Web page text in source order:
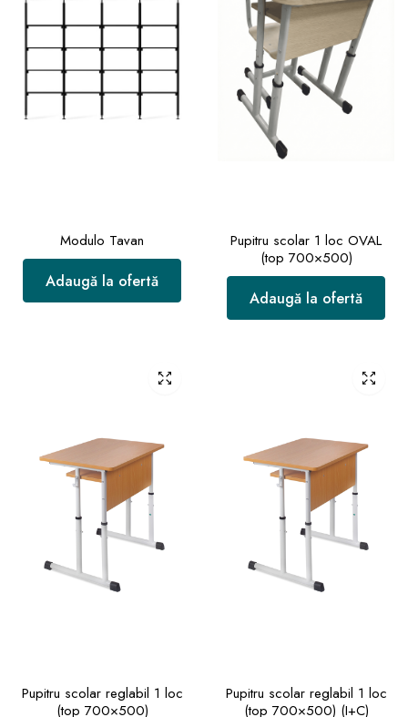
Modulo Tavan
Adaugă la ofertă
Pupitru scolar 1 loc OVAL
(top 700×500)
Adaugă la ofertă
Pupitru scolar reglabil 1 loc
(top 700×500)
Pupitru scolar reglabil 1 loc
(top 700×500) (I+C)